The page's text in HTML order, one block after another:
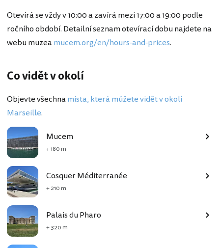
Otevírá se vždy v 10:00 a zavírá mezi 17:00 a 19:00 podle
ročního období. Detailní seznam otevírací dobu najdete na
webu muzeamucem.org/en/hours-and-prices.
Co vidět v okolí
Objevte všechnamísta, která můžete vidět v okolí
Marseille.
Mucem
+ 180 m
Cosquer Méditerranée
+ 210 m
Palais du Pharo
+ 320 m